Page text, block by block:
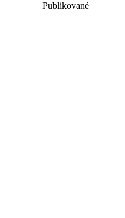
Publikované